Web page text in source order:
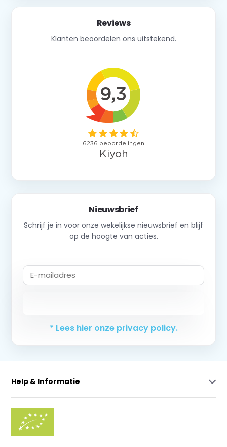
Reviews
Klanten beoordelen ons uitstekend.
Nieuwsbrief
Schrijf je in voor onze wekelijkse nieuwsbrief en blijf
op de hoogte van acties.
* Lees hier onze privacy policy.
Help & Informatie